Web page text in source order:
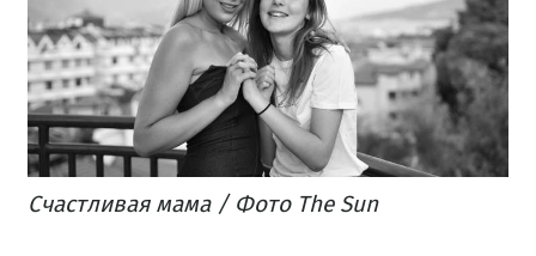
Счастливая мама / Фото The Sun